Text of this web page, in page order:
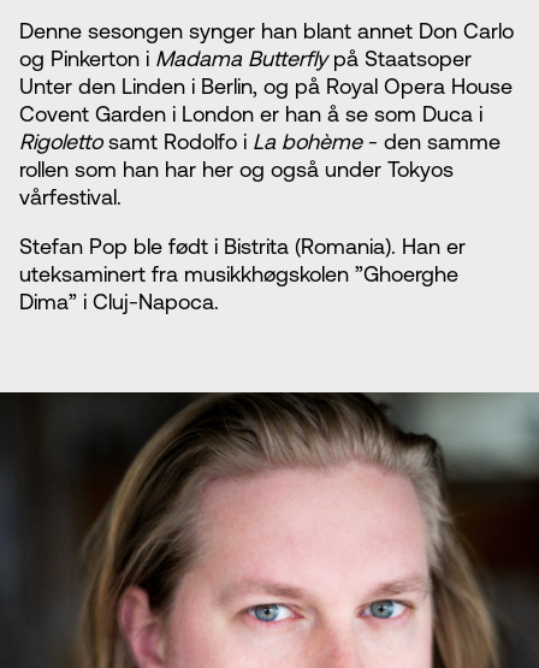
Denne sesongen synger han blant annet Don Carlo
og Pinkerton i Madama Butterflypå Staatsoper
Unter den Linden i Berlin, og på Royal Opera House
Covent Garden i London er han å se som Duca i
Rigolettosamt Rodolfo i La bohème- den samme
rollen som han har her og også under Tokyos
vårfestival.
Stefan Pop ble født i Bistrita (Romania). Han er
uteksaminert fra musikkhøgskolen ”Ghoerghe
Dima” i Cluj-Napoca.